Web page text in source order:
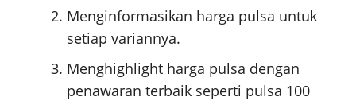
Menginformasikan harga pulsa untuk
setiap variannya.
Menghighlight harga pulsa dengan
penawaran terbaik seperti pulsa 100